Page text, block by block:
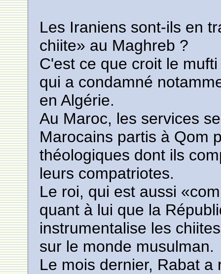
Les Iraniens sont-ils en
chiite» au Maghreb ?
C'est ce que croit le
qui a condamné
en Algérie.
Au Maroc, les services
Marocains partis à Qom
théologiques dont ils
leurs compatriotes.
Le roi, qui est aussi
quant à lui que la
instrumentalise les
sur le monde musulman.
Le mois dernier, Rabat a